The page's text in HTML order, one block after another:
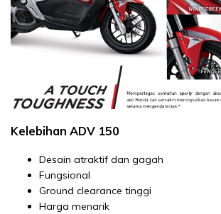
Kelebihan ADV 150
Desain atraktif dan gagah
Fungsional
Ground clearance tinggi
Harga menarik